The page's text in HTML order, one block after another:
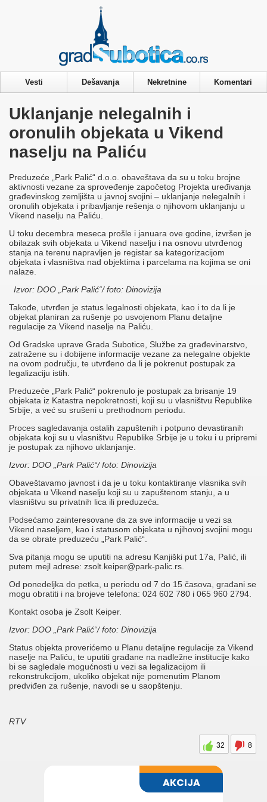
Vesti Dešavanja Nekretnine Komentari
Uklanjanje nelegalnih i
oronulih objekata u Vikend
naselju na Paliću
Preduzeće „Park Palić“ d.o.o. obaveštava da su u toku brojne
aktivnosti vezane za sproveđenje započetog Projekta uređivanja
građevinskog zemljišta u javnoj svojini – uklanjanje nelegalnih i
oronulih objekata i pribavljanje rešenja o njihovom uklanjanju u
Vikend naselju na Paliću.
U toku decembra meseca prošle i januara ove godine, izvršen je
obilazak svih objekata u Vikend naselju i na osnovu utvrđenog
stanja na terenu napravljen je registar sa kategorizacijom
objekata i vlasništva nad objektima i parcelama na kojima se oni
nalaze.
Izvor: DOO „Park Palić“/ foto: Dinovizija
Takođe, utvrđen je status legalnosti objekata, kao i to da li je
objekat planiran za rušenje po usvojenom Planu detaljne
regulacije za Vikend naselje na Paliću.
Od Gradske uprave Grada Subotice, Službe za građevinarstvo,
zatražene su i dobijene informacije vezane za nelegalne objekte
na ovom području, te utvrđeno da li je pokrenut postupak za
legalizaciju istih.
Preduzeće „Park Palić“ pokrenulo je postupak za brisanje 19
objekata iz Katastra nepokretnosti, koji su u vlasništvu Republike
Srbije, a već su srušeni u prethodnom periodu.
Proces sagledavanja ostalih zapuštenih i potpuno devastiranih
objekata koji su u vlasništvu Republike Srbije je u toku i u pripremi
je postupak za njihovo uklanjanje.
Izvor: DOO „Park Palić“/ foto: Dinovizija
Obaveštavamo javnost i da je u toku kontaktiranje vlasnika svih
objekata u Vikend naselju koji su u zapuštenom stanju, a u
vlasništvu su privatnih lica ili preduzeća.
Podsećamo zainteresovane da za sve informacije u vezi sa
Vikend naseljem, kao i statusom objekata u njihovoj svojini mogu
da se obrate preduzeću „Park Palić“.
Sva pitanja mogu se uputiti na adresu Kanjiški put 17a, Palić, ili
putem mejl adrese: zsolt.keiper@park-palic.rs.
Od ponedeljka do petka, u periodu od 7 do 15 časova, građani se
mogu obratiti i na brojeve telefona: 024 602 780 i 065 960 2794.
Kontakt osoba je Zsolt Keiper.
Izvor: DOO „Park Palić“/ foto: Dinovizija
Status objekta proverićemo u Planu detaljne regulacije za Vikend
naselje na Paliću, te uputiti građane na nadležne institucije kako
bi se sagledale mogućnosti u vezi sa legalizacijom ili
rekonstrukcijom, ukoliko objekat nije pomenutim Planom
predviđen za rušenje, navodi se u saopštenju.
RTV
32 8
Privacy & Cookies Policy